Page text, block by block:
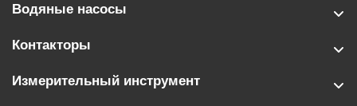
Водяные насосы
Контакторы
Измерительный инструмент